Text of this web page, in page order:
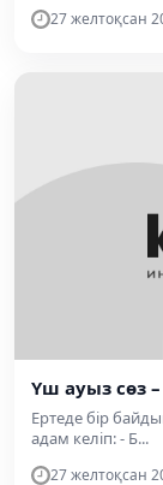
27 желтоқсан
Үш ауыз сөз
Ертеде бір
адам келіп: - Б...
27 желтоқсан